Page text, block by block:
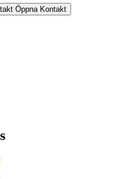
Öppna Kontakt